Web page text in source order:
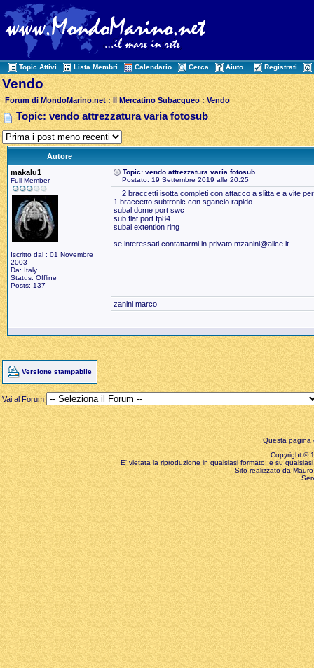
Topic Attivi Lista Membri Calendario Cerca Aiuto Registrati
Vendo
Forum di MondoMarino.net :Il Mercatino Subacqueo :Vendo
Topic: vendo attrezzatura varia fotosub
Autore
makalu1
Full Member
Iscritto dal : 01 Novembre
2003
Da: Italy
Status: Offline
Posts: 137
Topic: vendo attrezzatura varia fotosub
Postato: 19 Settembre 2019 alle 20:25
2 braccetti isotta completi con attacco a slitta e a vite
1 braccetto subtronic con sgancio rapido
subal dome port swc
sub flat port fp84
subal extention ring
se interessati contattarmi in privato mzanini@alice.it
zanini marco
Versione stampabile
Vai al Forum
Questa pagina
Copyright ©
E' vietata la riproduzione in qualsiasi formato, e su
Sito realizzato da